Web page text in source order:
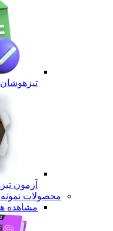
آزمون
محصولات نمونه
مشاهده